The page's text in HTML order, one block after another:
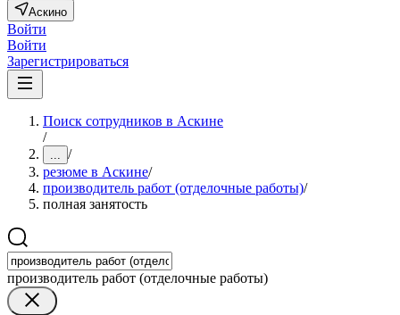
Аскино
Войти
Войти
Зарегистрироваться
Поиск сотрудников в Аскине
/
... /
резюме в Аскине/
производитель работ (отделочные работы)/
полная занятость
производитель работ (отделочные работы)